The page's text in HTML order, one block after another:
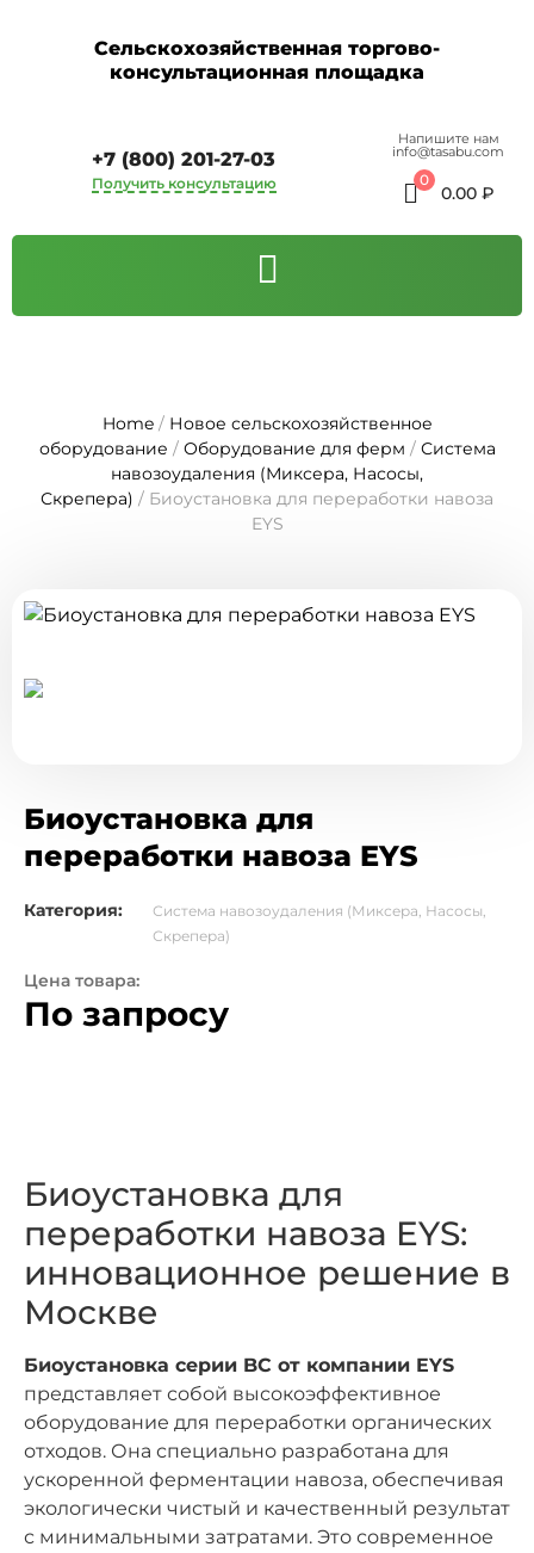
Сельскохозяйственная торгово-
консультационная площадка
Напишите нам
info@tasabu.com
0
0.00 ₽
+7 (800) 201-27-03
Получить консультацию
Home/ Новое сельскохозяйственное
оборудование / Оборудование для ферм / Система
навозоудаления (Миксера, Насосы,
Скрепера) / Биоустановка для переработки навоза
EYS
Биоустановка для
переработки навоза EYS
Категория:
Система навозоудаления (Миксера, Насосы,
Скрепера)
Цена товара:
По запросу
Биоустановка для
переработки навоза EYS:
инновационное решение в
Москве
Биоустановка серии BC от компании EYS
представляет собой высокоэффективное
оборудование для переработки органических
отходов. Она специально разработана для
ускоренной ферментации навоза, обеспечивая
экологически чистый и качественный результат
с минимальными затратами. Это современное